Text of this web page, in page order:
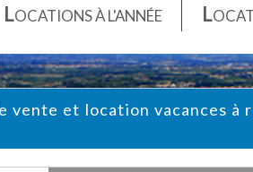
LOCATIONS À L'ANNÉE L
vente et location vacances à